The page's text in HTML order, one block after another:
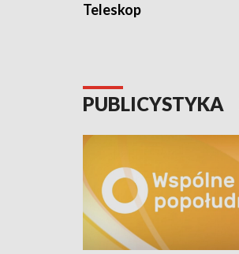
Teleskop
PUBLICYSTYKA